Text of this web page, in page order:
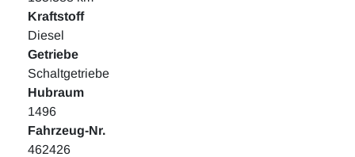
Kraftstoff
Diesel
Getriebe
Schaltgetriebe
Hubraum
1496
Fahrzeug-Nr.
462426